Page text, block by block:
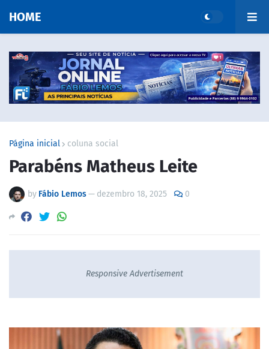
HOME
Página inicial coluna social
Parabéns Matheus Leite
by Fábio Lemos— dezembro 18, 2025 0
Responsive Advertisement